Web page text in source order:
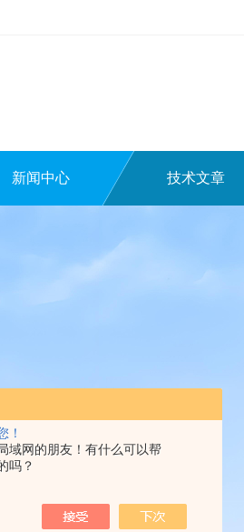
！
域网的朋友！有什么可以帮
吗？
新闻中心 技术文章